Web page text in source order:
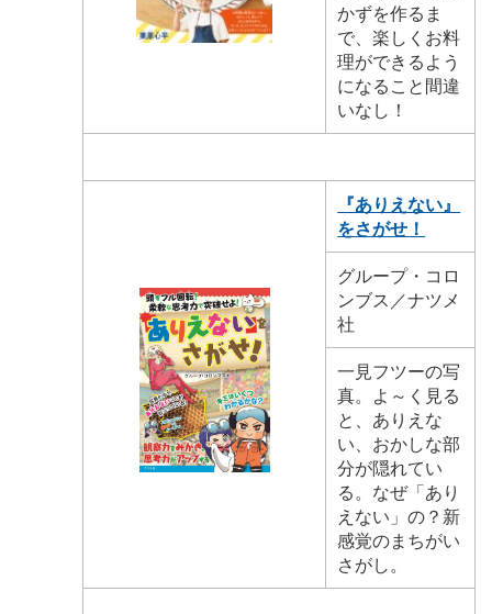
かずを作るま
で、楽しくお料
理ができるよう
になること間違
いなし！
『ありえない』
をさがせ！
グループ・コロ
ンブス／ナツメ
社
一見フツーの写
真。よ～く見る
と、ありえな
い、おかしな部
分が隠れてい
る。なぜ「あり
えない」の？新
感覚のまちがい
さがし。